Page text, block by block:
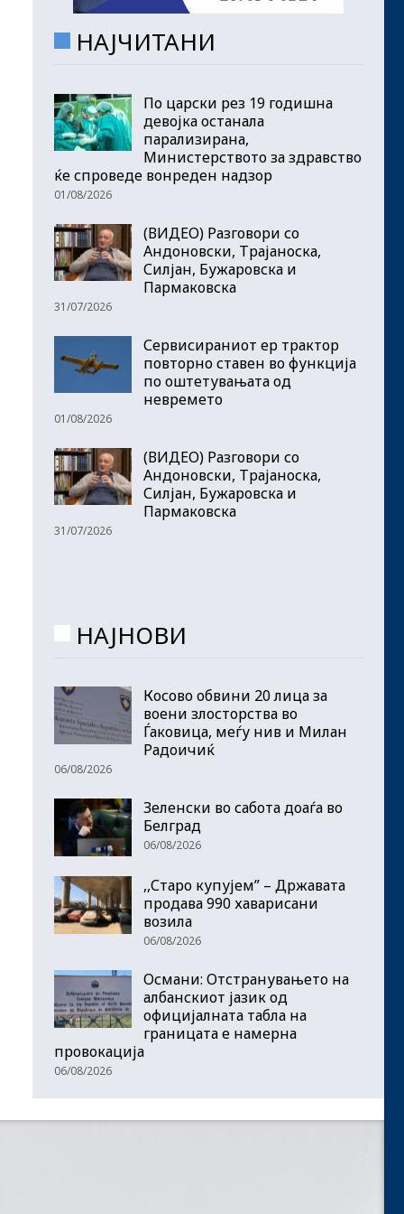
НАЈЧИТАНИ
По царски рез 19 годишна
девојка останала
парализирана,
Министерството за здравство
ќе спроведе вонреден надзор
01/08/2026
(ВИДЕО) Разговори со
Андоновски, Трајаноска,
Силјан, Бужаровска и
Пармаковска
31/07/2026
Сервисираниот ер трактор
повторно ставен во функција
по оштетувањата од
невремето
01/08/2026
(ВИДЕО) Разговори со
Андоновски, Трајаноска,
Силјан, Бужаровска и
Пармаковска
31/07/2026
НАЈНОВИ
Косово обвини 20 лица за
воени злосторства во
Ѓаковица, меѓу нив и Милан
Радоичиќ
06/08/2026
Зеленски во сабота доаѓа во
Белград
06/08/2026
,,Старо купујем” – Државата
продава 990 хаварисани
возила
06/08/2026
Османи: Отстранувањето на
албанскиот јазик од
официјалната табла на
границата е намерна
провокација
06/08/2026